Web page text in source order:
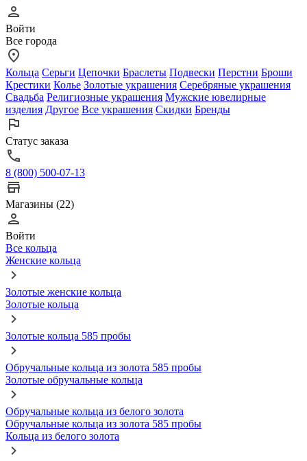
Войти
Все города
Кольца Серьги Цепочки Браслеты Подвески Перстни Броши
Крестики Колье Золотые украшения Серебряные украшения
Свадьба Религиозные украшения Мужские ювелирные
изделия Другое Все украшения Скидки Бренды
Статус заказа
8 (800) 500-07-13
Магазины (22)
Войти
Все кольца
Женские кольца
Золотые женские кольца
Золотые кольца
Золотые кольца 585 пробы
Обручальные кольца из золота 585 пробы
Золотые обручальные кольца
Обручальные кольца из белого золота
Обручальные кольца из золота 585 пробы
Кольца из белого золота